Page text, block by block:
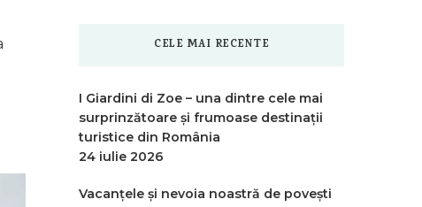
CELE MAI RECENTE
I Giardini di Zoe – una dintre cele mai
surprinzătoare și frumoase destinații
turistice din România
24 iulie 2026
Vacanțele și nevoia noastră de povești